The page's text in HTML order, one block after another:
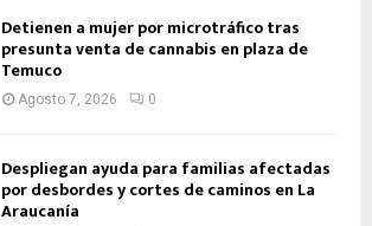
Detienen a mujer por microtráfico tras
presunta venta de cannabis en plaza de
Temuco
Agosto 7, 2026 0
Despliegan ayuda para familias afectadas
por desbordes y cortes de caminos en La
Araucanía